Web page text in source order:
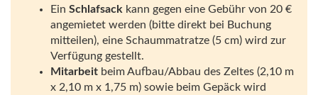
Ein Schlafsack kann gegen eine Gebühr von 20 €
angemietet werden (bitte direkt bei Buchung
mitteilen), eine Schaummatratze (5 cm) wird zur
Verfügung gestellt.
Mitarbeit beim Aufbau/Abbau des Zeltes (2,10 m
x 2,10 m x 1,75 m) sowie beim Gepäck wird